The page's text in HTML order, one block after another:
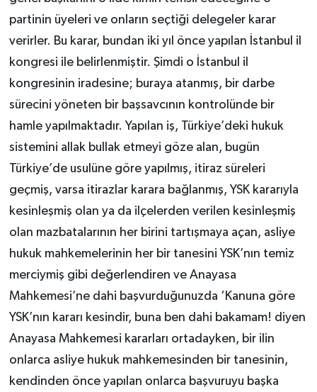
partinin üyeleri ve onların seçtiği delegeler karar
verirler. Bu karar, bundan iki yıl önce yapılan İstanbul il
kongresi ile belirlenmiştir. Şimdi o İstanbul il
kongresinin iradesine; buraya atanmış, bir darbe
sürecini yöneten bir başsavcının kontrolünde bir
hamle yapılmaktadır. Yapılan iş, Türkiye’deki hukuk
sistemini allak bullak etmeyi göze alan, bugün
Türkiye’de usulüne göre yapılmış, itiraz süreleri
geçmiş, varsa itirazlar karara bağlanmış, YSK kararıyla
kesinleşmiş olan ya da ilçelerden verilen kesinleşmiş
olan mazbatalarının her birini tartışmaya açan, asliye
hukuk mahkemelerinin her bir tanesini YSK’nın temiz
merciymiş gibi değerlendiren ve Anayasa
Mahkemesi’ne dahi başvurduğunuzda ‘Kanuna göre
YSK’nın kararı kesindir, buna ben dahi bakamam! diyen
Anayasa Mahkemesi kararları ortadayken, bir ilin
onlarca asliye hukuk mahkemesinden bir tanesinin,
kendinden önce yapılan onlarca başvuruyu başka